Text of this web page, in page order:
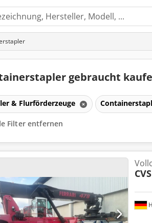
gebraucht
& Flurförderzeuge
Filter entfernen